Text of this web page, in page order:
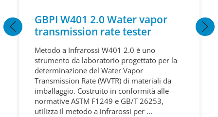
GBPI W401 2.0 Water vapor
transmission rate tester
Metodo a Infrarossi W401 2.0 è uno
strumento da laboratorio progettato per la
determinazione del Water Vapor
Transmission Rate (WVTR) di materiali da
imballaggio. Costruito in conformità alle
normative ASTM F1249 e GB/T 26253,
utilizza il metodo a infrarossi per ...